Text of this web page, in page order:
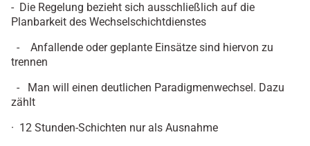
- Die Regelung bezieht sich ausschließlich auf die
Planbarkeit des Wechselschichtdienstes
- Anfallende oder geplante Einsätze sind hiervon zu
trennen
- Man will einen deutlichen Paradigmenwechsel. Dazu
zählt
· 12 Stunden-Schichten nur als Ausnahme